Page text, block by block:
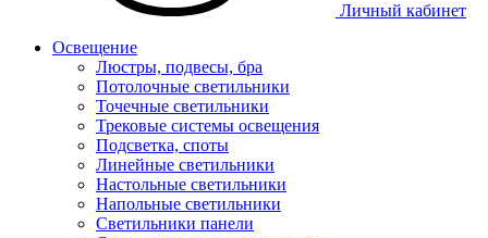
Личный кабинет
Освещение
Люстры, подвесы, бра
Потолочные светильники
Точечные светильники
Трековые системы освещения
Подсветка, споты
Линейные светильники
Настольные светильники
Напольные светильники
Светильники панели